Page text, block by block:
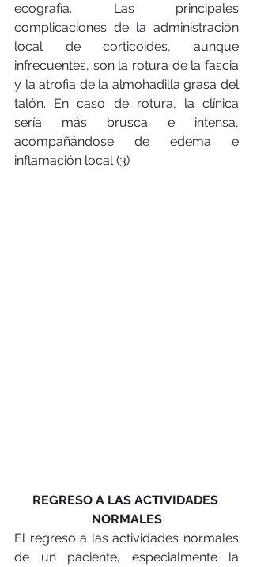
ecografía. Las principales
complicaciones de la administración
local de corticoides, aunque
infrecuentes, son la rotura de la fascia
y la atrofia de la almohadilla grasa del
talón. En caso de rotura, la clínica
sería más brusca e intensa,
acompañándose de edema e
inflamación local (3)
REGRESO A LAS ACTIVIDADES
NORMALES
El regreso a las actividades normales
de un paciente, especialmente la